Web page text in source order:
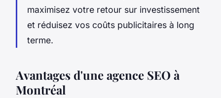
maximisez votre retour sur investissement
et réduisez vos coûts publicitaires à long
terme.
Avantages d'une agence SEO à
Montréal